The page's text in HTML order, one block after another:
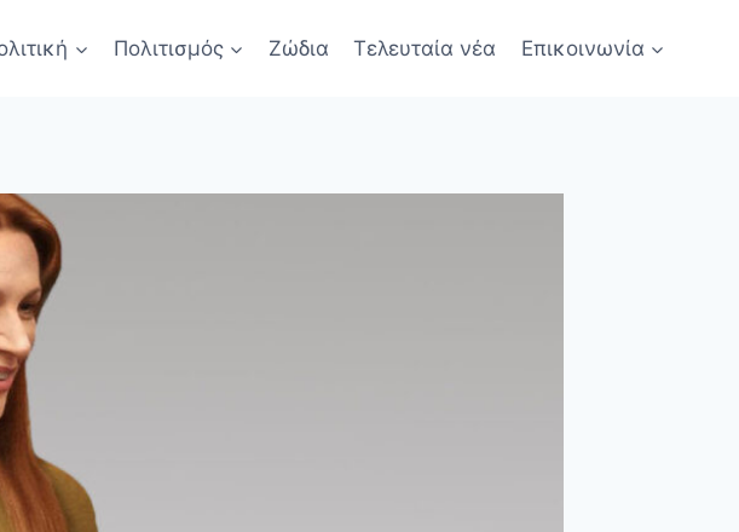
Πολιτισμός Ζώδια Τελευταία νέα Επικοινωνία